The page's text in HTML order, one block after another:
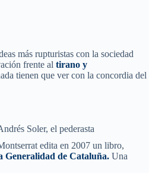
más rupturistas con la sociedad
frente al tirano y
tienen que ver con la concordia del
Soler, el pederasta
edita en 2007 un libro,
Generalidad de Cataluña. Una